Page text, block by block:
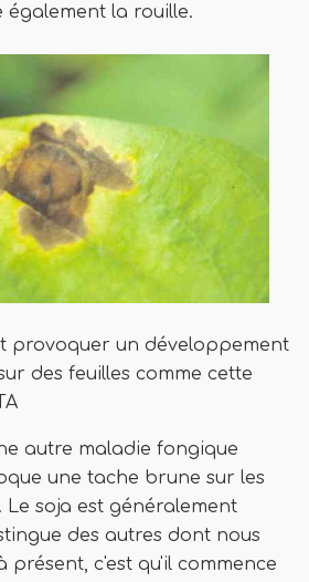
également la rouille.
provoquer un développement
des feuilles comme cette
autre maladie fongique
une tache brune sur les
Le soja est généralement
des autres dont nous
présent, c'est qu'il commence